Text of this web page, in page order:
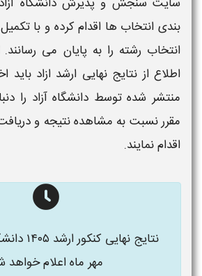
بندی انتخاب ها اقدام کرده و با تکمیل
انتخاب رشته را به پایان می
اطلاع ازنتایج نهایی ارشد ازاد​باید
منتشر شده توسط دانشگاه آزاد را
مقرر نسبت به مشاهده نتیجه و دریافت
اقدام نمایند.
نتایج
مهر ماه اعلام خواهد